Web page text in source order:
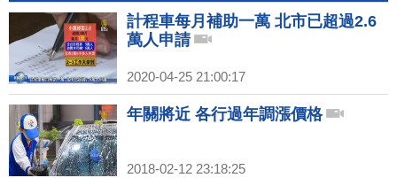
計程車每月補助一萬 北市已超過2.6
萬人申請
2020-04-25 21:00:17
年關將近 各行過年調漲價格
2018-02-12 23:18:25